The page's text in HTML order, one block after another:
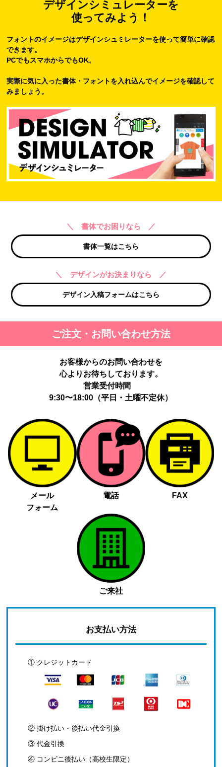
デザインシミュレーターを
使ってみよう！
フォントのイメージはデザインシュミレーターを使って簡単に確認
できます。
PCでもスマホからでもOK。
実際に気に入った書体・フォントを入れ込んでイメージを確認して
みましょう。
＼ 書体でお困りなら ／
書体一覧はこちら
＼ デザインがお決まりなら ／
デザイン入稿フォームはこちら
ご注文・お問い合わせ方法
お客様からのお問い合わせを
心よりお待ちしております。
営業受付時間
9:30〜18:00（平日・土曜不定休）
メール
フォーム
電話 FAX
ご来社
お支払い方法
① クレジットカード
② 掛け払い・後払い代金引換
③ 代金引換
④ コンビニ後払い（高校生限定）